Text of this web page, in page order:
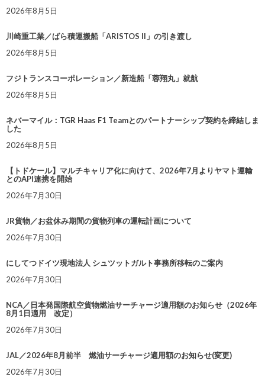
2026年8月5日
川崎重工業／ばら積運搬船「ARISTOS II」の引き渡し
2026年8月5日
フジトランスコーポレーション／新造船「蓉翔丸」就航
2026年8月5日
ネバーマイル：TGR Haas F1 Teamとのパートナーシップ契約を締結しま
した
2026年8月5日
【トドケール】マルチキャリア化に向けて、2026年7月よりヤマト運輸
とのAPI連携を開始
2026年7月30日
JR貨物／お盆休み期間の貨物列車の運転計画について
2026年7月30日
にしてつドイツ現地法人 シュツットガルト事務所移転のご案内
2026年7月30日
NCA／日本発国際航空貨物燃油サーチャージ適用額のお知らせ（2026年
8月1日適用 改定）
2026年7月30日
JAL／2026年8月前半 燃油サーチャージ適用額のお知らせ(変更)
2026年7月30日